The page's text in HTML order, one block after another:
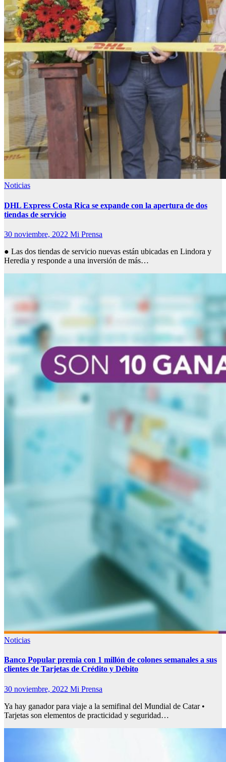
Noticias
DHL Express Costa Rica se expande con la apertura de dos
tiendas de servicio
30 noviembre, 2022 Mi Prensa
● Las dos tiendas de servicio nuevas están ubicadas en Lindora y
Heredia y responde a una inversión de más…
Noticias
Banco Popular premia con 1 millón de colones semanales a sus
clientes de Tarjetas de Crédito y Débito
30 noviembre, 2022 Mi Prensa
Ya hay ganador para viaje a la semifinal del Mundial de Catar •
Tarjetas son elementos de practicidad y seguridad…